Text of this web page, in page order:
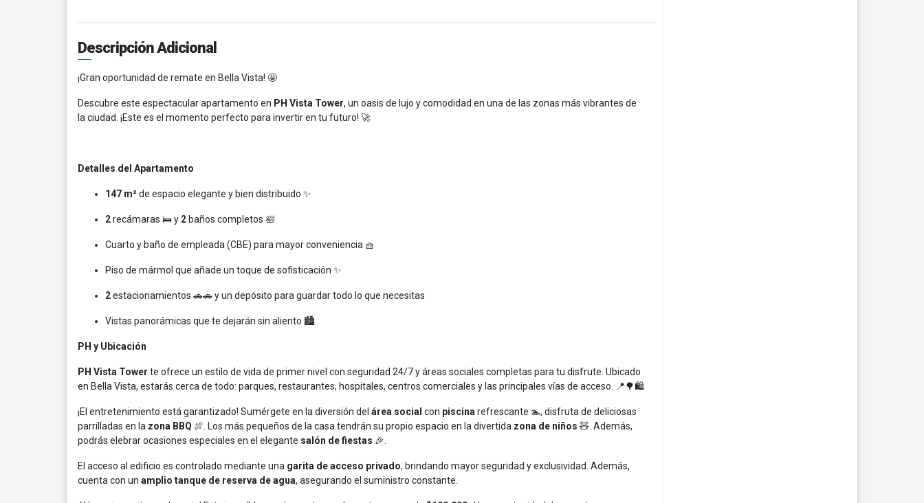
Descripción Adicional
¡Gran oportunidad de remate en Bella Vista! 🤩
Descubre este espectacular apartamento en PH Vista Tower, un oasis de lujo y comodidad en una de las zonas más vibrantes de
la ciudad. ¡Este es el momento perfecto para invertir en tu futuro! 🚀
Detalles del Apartamento
147 m²de espacio elegante y bien distribuido ✨
2recámaras 🛌 y 2 baños completos 🛀
Cuarto y baño de empleada (CBE) para mayor conveniencia 🧺
Piso de mármol que añade un toque de sofisticación ✨
2estacionamientos 🚗🚗 y un depósito para guardar todo lo que necesitas
Vistas panorámicas que te dejarán sin aliento 🏙️
PH y Ubicación
PH Vista Tower te ofrece un estilo de vida de primer nivel con seguridad 24/7 y áreas sociales completas para tu disfrute. Ubicado
en Bella Vista, estarás cerca de todo: parques, restaurantes, hospitales, centros comerciales y las principales vías de acceso. 📍🌳🛍️
¡El entretenimiento está garantizado! Sumérgete en la diversión del área social con piscina refrescante 🏊, disfruta de deliciosas
parrilladas en la zona BBQ 🍖. Los más pequeños de la casa tendrán su propio espacio en la divertida zona de niños 🧸. Además,
podrás elebrar ocasiones especiales en el elegante salón de fiestas 🎉.
El acceso al edificio es controlado mediante una garita de acceso privado, brindando mayor seguridad y exclusividad. Además,
cuenta con un amplio tanque de reserva de agua, asegurando el suministro constante.